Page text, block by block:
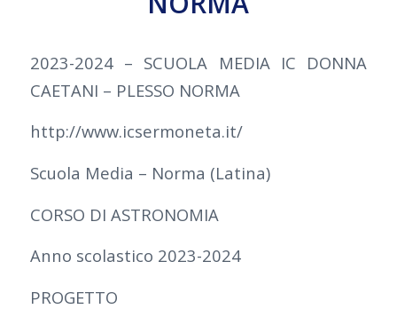
2023-2024 – SCUOLA MEDIA IC DONNA
CAETANI – PLESSO NORMA
http://www.icsermoneta.it/
Scuola Media – Norma (Latina)
CORSO DI ASTRONOMIA
Anno scolastico 2023-2024
PROGETTO